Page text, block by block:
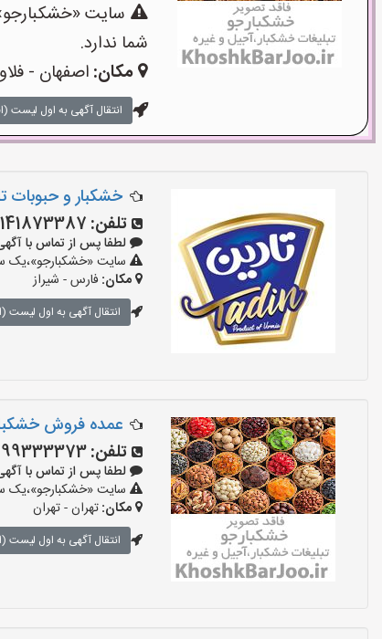
سایت
شما ندارد.
مکان: اصفهان -
انتقال آگهی به اول لیست
خشکبار و حبوبات
تلفن:
لطفا پس از تماس با آگهی
سایت «خشکبارجو»،یک
مکان: فارس - شیراز
انتقال آگهی به اول لیست
عمده فروش
تلفن:
لطفا پس از تماس با آگهی
سایت «خشکبارجو»،یک
مکان:تهران - تهران
انتقال آگهی به اول لیست